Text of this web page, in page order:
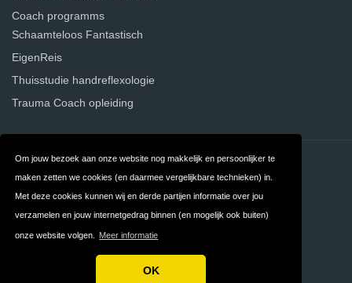
Om jouw bezoek aan onze website nog makkelijk en persoonlijker te
maken zetten we cookies (en daarmee vergelijkbare technieken) in.
Met deze cookies kunnen wij en derde partijen informatie over jou
verzamelen en jouw internetgedrag binnen (en mogelijk ook buiten)
onze website volgen. Meer informatie
OK
Coach programms
Schaamteloos Fantastisch
EigenReis
Thuisstudie handreflexologie
Trauma Coach opleiding
Contact Over ons
Privacy Algemene
Voorwaarden
Copyright © 2026 Atma.nl